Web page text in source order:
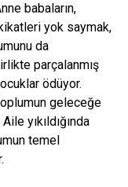
babaların,
yok saymak,
da
parçalanmış
ödüyor.
geleceğe
yıkıldığında
temel